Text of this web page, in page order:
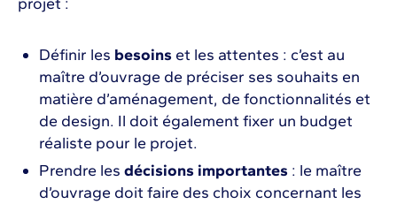
Définir les besoins et les attentes : c’est au
maître d’ouvrage de préciser ses souhaits en
matière d’aménagement, de fonctionnalités et
de design. Il doit également fixer un budget
réaliste pour le projet.
Prendre les décisions importantes : le maître
d’ouvrage doit faire des choix concernant les